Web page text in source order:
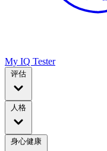
My IQ Tester
评估
人格
身心健康